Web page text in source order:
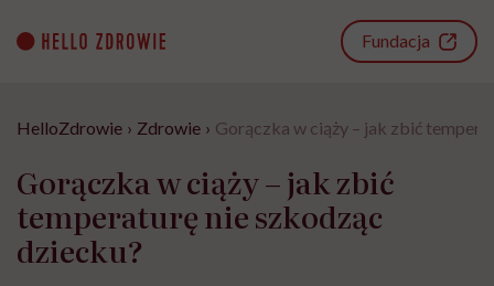
content
Fundacja
HelloZdrowie › Zdrowie › Gorączka w ciąży – jak zbić
Gorączka w ciąży – jak zbić
temperaturę nie szkodząc
dziecku?